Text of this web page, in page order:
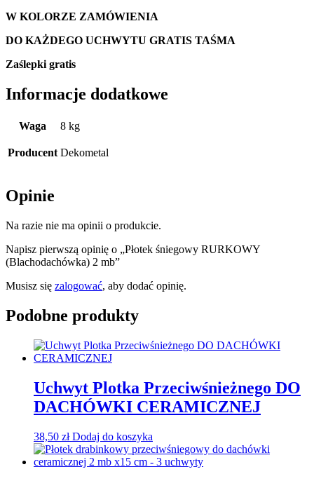
W KOLORZE ZAMÓWIENIA
DO KAŻDEGO UCHWYTU GRATIS TAŚMA
Zaślepki gratis
Informacje dodatkowe
Waga 8 kg
Producent Dekometal
Opinie
Na razie nie ma opinii o produkcie.
Napisz pierwszą opinię o „Płotek śniegowy RURKOWY
(Blachodachówka) 2 mb”
Musisz się zalogować, aby dodać opinię.
Podobne produkty
Uchwyt Plotka Przeciwśnieżnego DO
DACHÓWKI CERAMICZNEJ
38,50 zł Dodaj do koszyka